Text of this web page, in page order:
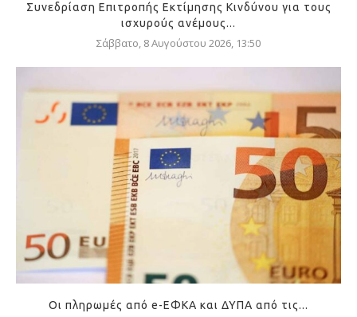
Συνεδρίαση Επιτροπής Εκτίμησης Κινδύνου για τους
ισχυρούς ανέμους...
Σάββατο, 8 Αυγούστου 2026, 13:50
Οι πληρωμές από e-ΕΦΚΑ και ΔΥΠΑ από τις...